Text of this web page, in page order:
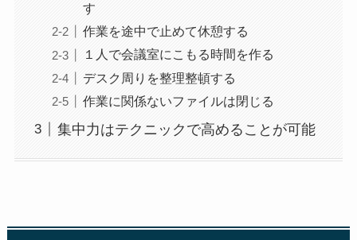
す
作業を途中で止めて休憩する
１人で会議室にこもる時間を作る
デスク周りを整理整頓する
作業に関係ないファイルは閉じる
集中力はテクニックで高めることが可能